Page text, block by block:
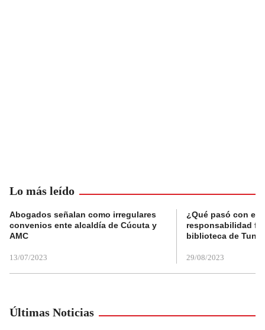
Lo más leído
Abogados señalan como irregulares
convenios ente alcaldía de Cúcuta y
AMC
13/07/2023
¿Qué pasó con el
responsabilidad
biblioteca de
29/08/2023
Últimas Noticias